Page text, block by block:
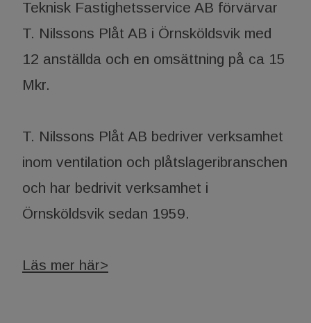
Teknisk Fastighetsservice AB förvärvar
T. Nilssons Plåt AB i Örnsköldsvik med
12 anställda och en omsättning på ca 15
Mkr.
T. Nilssons Plåt AB bedriver verksamhet
inom ventilation och plåtslageribranschen
och har bedrivit verksamhet i
Örnsköldsvik sedan 1959.
Läs mer här>